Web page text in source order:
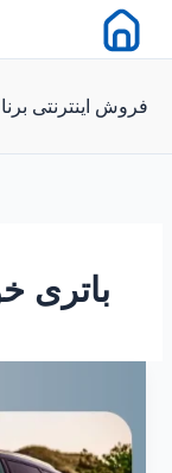
فروش اینترنتی
باتری